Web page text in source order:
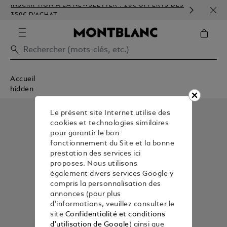
INSCRIPTION À LA NEWSLETTER : 20€ OFFERTS DÈS
350€ D'ACHAT
Accueil
hidden
Le présent site Internet utilise des
cookies et technologies similaires
pour garantir le bon
fonctionnement du Site et la bonne
prestation des services ici
proposes. Nous utilisons
également divers services Google y
compris la personnalisation des
annonces (pour plus
d'informations, veuillez consulter le
site Confidentialité et conditions
d'utilisation de Google) ainsi que